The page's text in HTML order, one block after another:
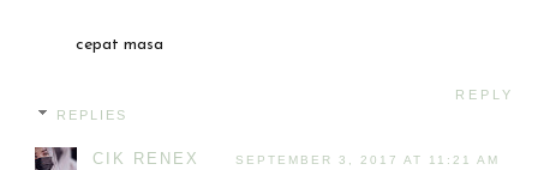
cepat masa
REPLY
REPLIES
CIK RENEX SEPTEMBER 3, 2017 AT 11:21 AM